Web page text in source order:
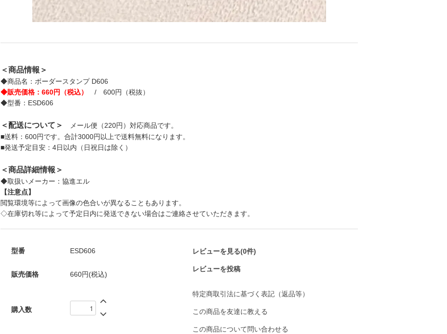
＜商品情報＞
◆商品名：ボーダースタンプ D606
◆販売価格：660円（税込）
/ 600円（税抜）
◆型番：ESD606
＜配送について＞
メール便（220円）対応商品です。
■送料：600円です。合計3000円以上で送料無料になります。
■発送予定目安：4日以内（日祝日は除く）
＜商品詳細情報＞
◆取扱いメーカー：協進エル
【注意点】
閲覧環境等によって画像の色合いが異なることもあります。
◇在庫切れ等によって予定日内に発送できない場合はご連絡させていただきます。
型番 ESD606
販売価格 660円(税込)
購入数
レビューを見る(0件)
レビューを投稿
特定商取引法に基づく表記（返品等）
この商品を友達に教える
この商品について問い合わせる